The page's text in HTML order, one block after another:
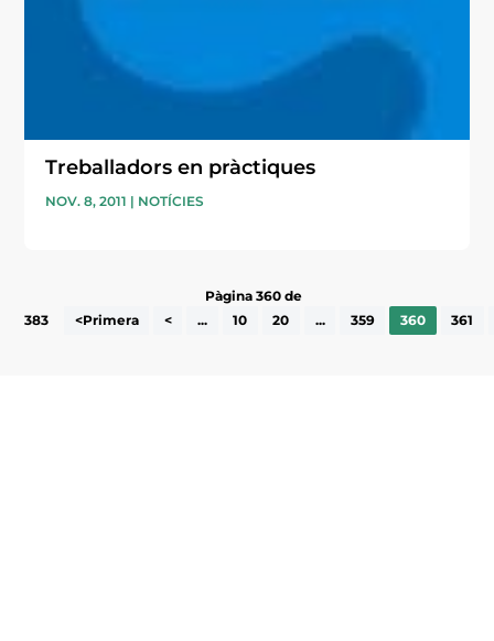
Treballadors en pràctiques
NOV. 8, 2011 | NOTÍCIES
Pàgina 360 de
383
<Primera < ... 10 20 ... 359 360 361